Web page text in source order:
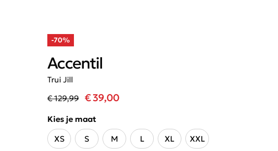
-70%
Trui Jill
Accentil
€ 129,99 € 39,00
Kies je maat
XS
S M L XL XXL